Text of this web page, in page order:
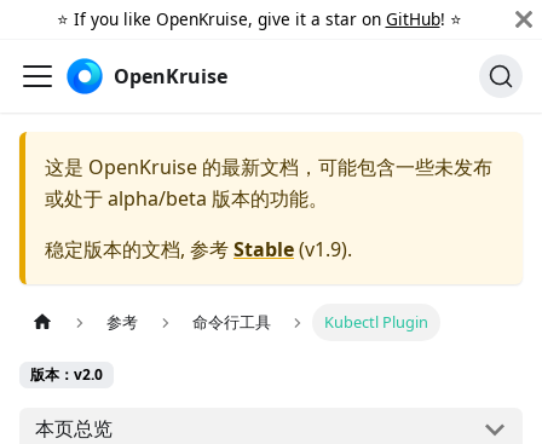
⭐️ If you like OpenKruise, give it a star on GitHub! ⭐️
OpenKruise
这是 OpenKruise 的最新文档，可能包含一些未发布
或处于 alpha/beta 版本的功能。
稳定版本的文档, 参考Stable(v1.9).
参考 命令行工具 Kubectl Plugin
版本：v2.0
本页总览